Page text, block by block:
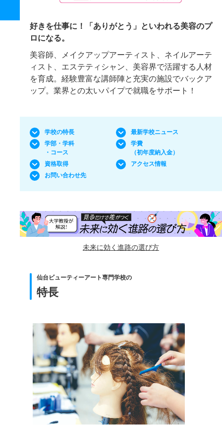
好きを仕事に！「ありがとう」といわれる美容のプ
ロになる。
美容師、メイクアップアーティスト、ネイルアーテ
ィスト、エステティシャン、美容界で活躍する人材
を育成。経験豊富な講師陣と充実の施設でバックア
ップ。業界との太いパイプで就職をサポート！
学校の特長
最新学校ニュース
学部・学科
・コース
学費
（初年度納入金）
資格取得
アクセス情報
お問い合わせ先
未来に効く進路の選び方
仙台ビューティーアート専門学校の
特長